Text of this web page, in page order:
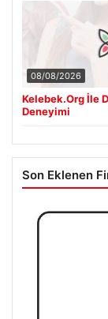
08/08/2026
Kelebek.Org İle
Deneyimi
Son Eklenen